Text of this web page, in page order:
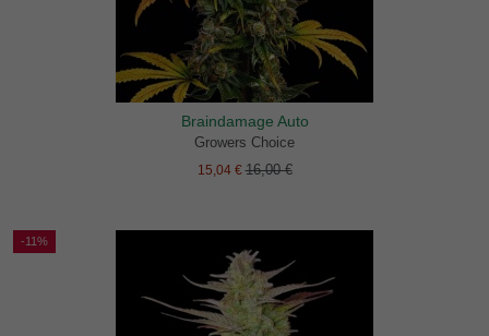
Braindamage Auto
Growers Choice
15,04 €16,00 €
-11%